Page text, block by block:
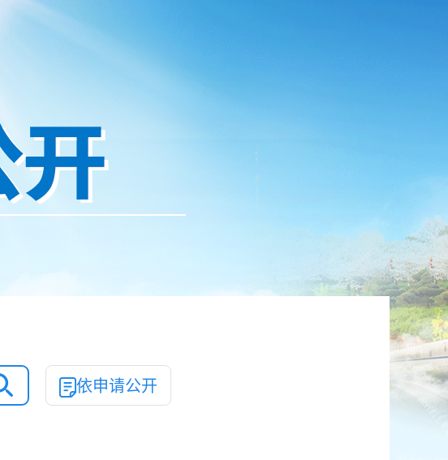
依申请公开